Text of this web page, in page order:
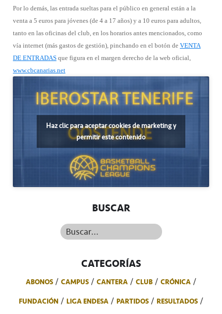
Por lo demás, las entrada sueltas para el público en general están a la
venta a 5 euros para jóvenes (de 4 a 17 años) y a 10 euros para adultos,
tanto en las oficinas del club, en los horarios antes mencionados, como
vía internet (más gastos de gestión), pinchando en el botón de VENTA
DE ENTRADAS que figura en el margen derecho de la web oficial,
www.cbcanarias.net
Haz clic para aceptar cookies de marketing y
permitir este contenido
BUSCAR
Buscar...
CATEGORÍAS
ABONOS CAMPUS CANTERA CLUB
CRÓNICA
FUNDACIÓN
LIGA ENDESA PARTIDOS
RESULTADOS